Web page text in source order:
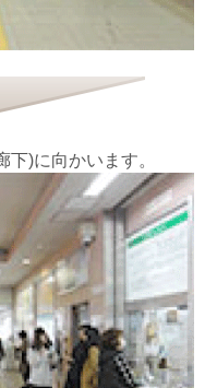
)に向かいます。